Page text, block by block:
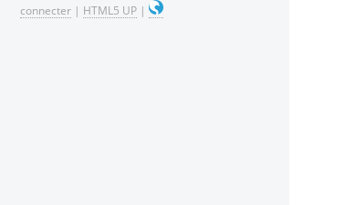
connecter | HTML5 UP |